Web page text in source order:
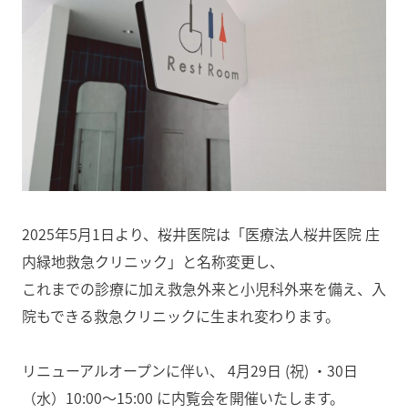
2025年5月1日より、桜井医院は「医療法人桜井医院 庄
内緑地救急クリニック」と名称変更し、
これまでの診療に加え救急外来と小児科外来を備え、入
院もできる救急クリニックに生まれ変わります。
リニューアルオープンに伴い、 4月29日 (祝) ・30日
（水）10:00～15:00 に内覧会を開催いたします。